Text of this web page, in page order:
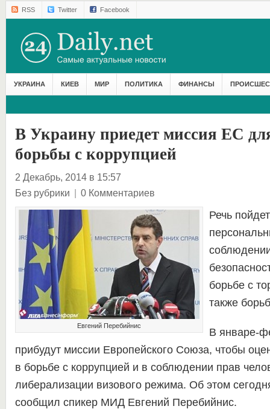
RSS Twitter Facebook
УКРАИНА КИЕВ МИР ПОЛИТИКА ФИНАНСЫ
В Украину приедет миссия ЕС
борьбы с коррупцией
2 Декабрь, 2014 в 15:57
Без рубрики | 0 Комментариев
Евгений Перебийнис
Речь
борьбе с
также
В январе-
прибудут миссии Европейского Союза, чтобы
в борьбе с коррупцией и в соблюдении прав
либерализации визового режима. Об этом
сообщил спикер МИД Евгений Перебийнис.